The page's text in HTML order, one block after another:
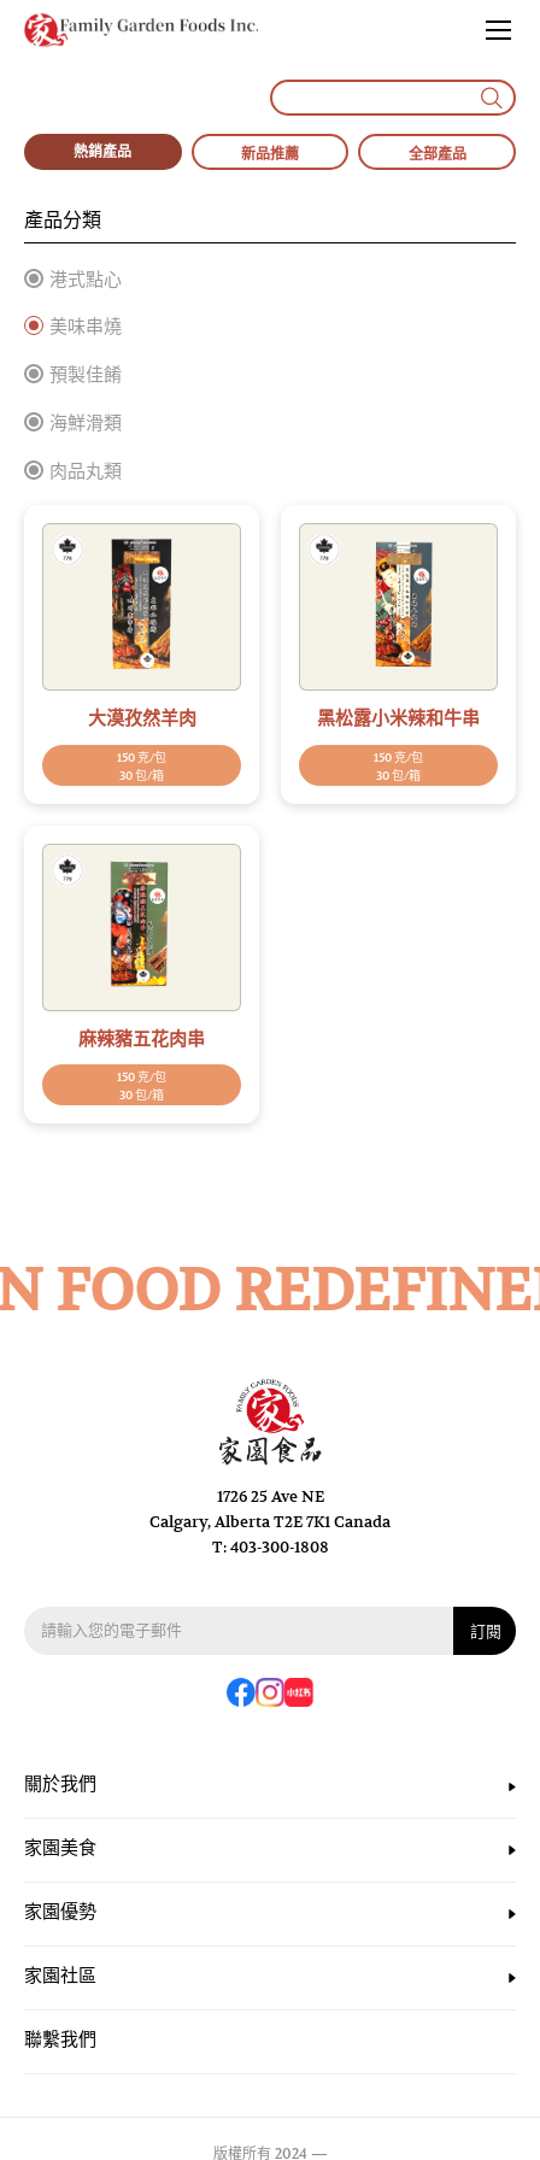
熱銷產品 新品推薦 全部產品
產品分類
港式點心
美味串燒
預製佳餚
海鮮滑類
肉品丸類
大漠孜然羊肉
150 克/包
30 包/箱
黑松露小米辣和牛串
150 克/包
30 包/箱
麻辣豬五花肉串
150 克/包
30 包/箱
FOOD
1726 25 Ave NE
Calgary, Alberta T2E 7K1 Canada
T: 403-300-1808
訂閱
關於我們
家園美食
家園優勢
家園社區
聯繫我們
版權所有 2024 —